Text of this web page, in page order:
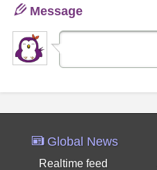
Message
Global News
Realtime feed